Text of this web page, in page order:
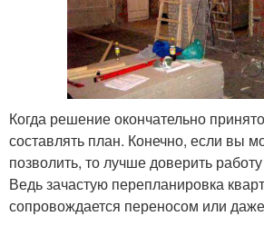
Когда решение окончательно
составлять план. Конечно, если вы
позволить, то лучше доверить
Ведь зачастую перепланировка
сопровождается переносом или